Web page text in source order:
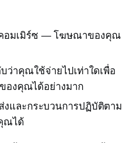
อมเมิร์ซ — โฆษณาของคุณ
ว่าคุณใช้จ่ายไปเท่าใดเพื่อ
องคุณได้อย่างมาก
งและกระบวนการปฏิบัติตาม
ณได้